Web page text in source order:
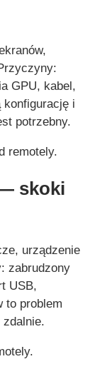
GPU, kabel,
konfigurację i
potrzebny.
remotely.
skoki
urządzenie
zabrudzony
USB,
to problem